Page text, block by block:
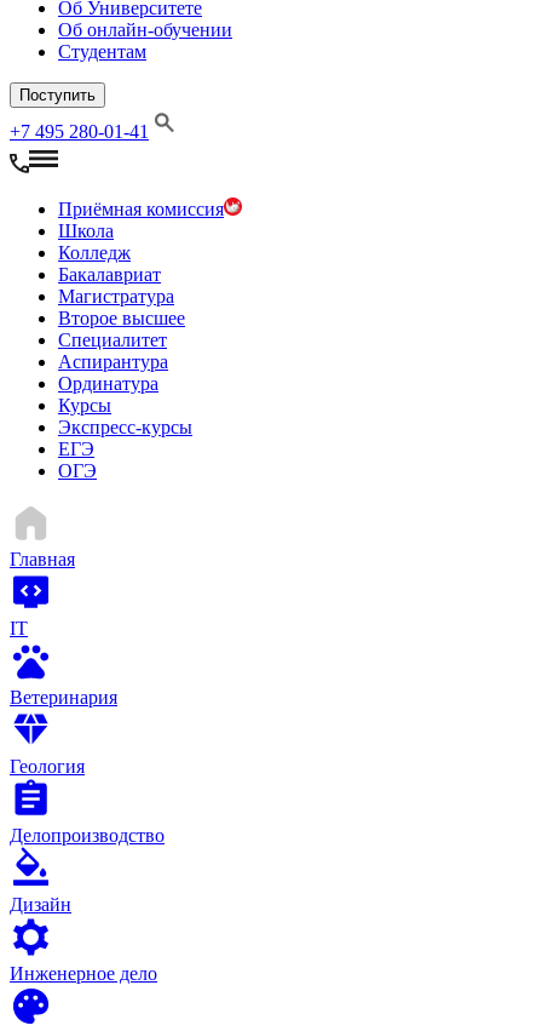
Об Университете
Об онлайн-обучении
Студентам
Поступить
+7 495 280-01-41
Приёмная комиссия
Школа
Колледж
Бакалавриат
Магистратура
Второе высшее
Специалитет
Аспирантура
Ординатура
Курсы
Экспресс-курсы
ЕГЭ
ОГЭ
Главная
IT
Ветеринария
Геология
Делопроизводство
Дизайн
Инженерное дело